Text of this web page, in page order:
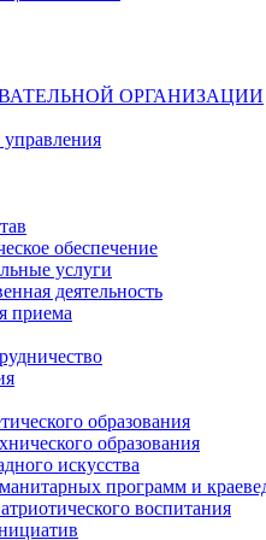
ОРГАНИЗАЦИИ
обеспечение
услуги
деятельность
приема
образования
образования
искусства
программ и
воспитания